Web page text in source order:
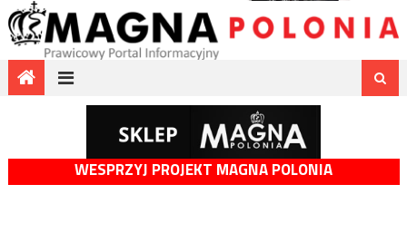
WESPRZYJ PROJEKT MAGNA POLONIA